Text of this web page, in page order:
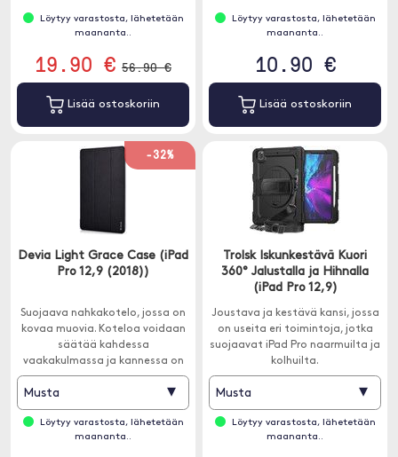
Löytyy varastosta, lähetetään
maananta..
19.90 € 56.90 €
Lisää ostoskoriin
Löytyy varastosta, lähetetään
maananta..
10.90 €
Lisää ostoskoriin
-32%
Devia Light Grace Case (iPad
Pro 12,9 (2018))
Suojaava nahkakotelo, jossa on
kovaa muovia. Koteloa voidaan
säätää kahdessa
vaakakulmassa ja kannessa on
automaattinen herätys- /
Musta ▾
Löytyy varastosta, lähetetään
maananta..
Trolsk Iskunkestävä Kuori
360° Jalustalla ja Hihnalla
(iPad Pro 12,9)
Joustava ja kestävä kansi, jossa
on useita eri toimintoja, jotka
suojaavat iPad Pro naarmuilta ja
kolhuilta.
Musta ▾
Löytyy varastosta, lähetetään
maananta..